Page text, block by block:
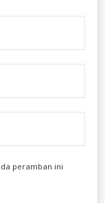
peramban ini